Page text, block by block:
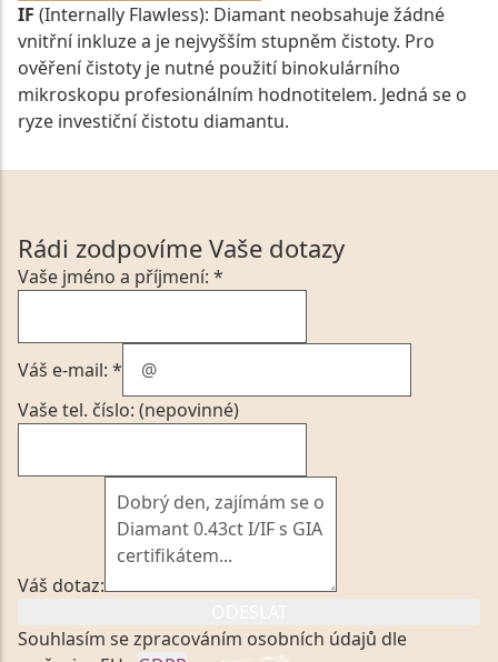
IF (Internally Flawless): Diamant neobsahuje žádné
vnitřní inkluze a je nejvyšším stupněm čistoty. Pro
ověření čistoty je nutné použití binokulárního
mikroskopu profesionálním hodnotitelem. Jedná se o
ryze investiční čistotu diamantu.
Rádi zodpovíme Vaše dotazy
Vaše jméno a příjmení: *
Váš e-mail: *
Vaše tel. číslo: (nepovinné)
Váš dotaz:
Souhlasím se zpracováním osobních údajů dle